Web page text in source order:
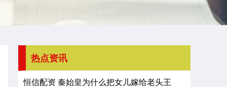
热点资讯
恒信配资 秦始皇为什么把女儿嫁给老头王